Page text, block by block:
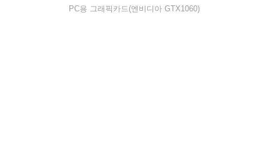
PC용 그래픽카드(엔비디아 GTX1060)